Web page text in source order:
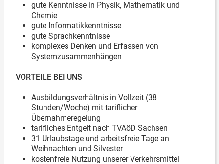
gute Kenntnisse in Physik, Mathematik und
Chemie
gute Informatikkenntnisse
gute Sprachkenntnisse
komplexes Denken und Erfassen von
Systemzusammenhängen
VORTEILE BEI UNS
Ausbildungsverhältnis in Vollzeit (38
Stunden/Woche) mit tariflicher
Übernahmeregelung
tarifliches Entgelt nach TVAöD Sachsen
31 Urlaubstage und arbeitsfreie Tage an
Weihnachten und Silvester
kostenfreie Nutzung unserer Verkehrsmittel